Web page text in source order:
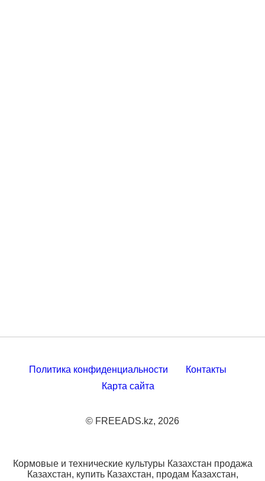
Политика конфиденциальности
Контакты
Карта сайта
© FREEADS.kz, 2026
Кормовые и технические культуры Казахстан продажа
Казахстан, купить Казахстан, продам Казахстан,